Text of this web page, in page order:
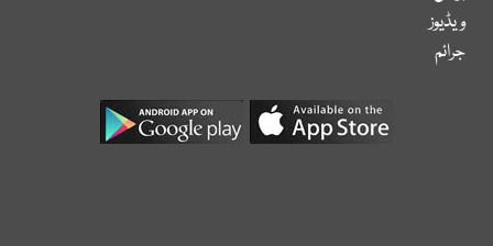
ویڈیوز
جرائم